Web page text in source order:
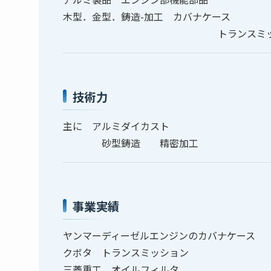
木型．金型．鋳造-加工 カバナケース
トランスミッショ
技術力
主に アルミダイカスト
砂型鋳造 精密加工
事業実績
ヤンマーディーゼルエンジンのカバナケース
クボタ トランスミッション